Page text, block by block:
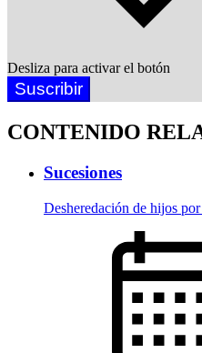
Desliza para activar el botón
Suscribir
CONTENIDO
Sucesiones
Desheredación de hijos